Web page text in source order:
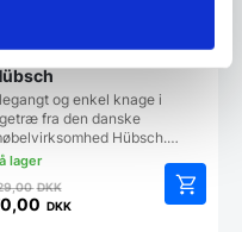
egetræsknage fra
og enkel knage i
fra den danske
Hübsch.…
DKKDen
oprindelige
DKK